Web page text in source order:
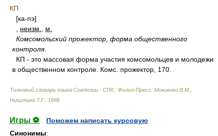
КП
[ка-пэ]
неизм.
м.
Комсомольский прожектор, форма общественного
контроля.
КП - это массовая форма участия комсомольцев и молодежи
в общественном контроле. Комс. прожектор, 170.
Толковый словарь языка Совдепии.- СПб.: Фолио-Пресс Мокиенко В.М.,
Никитина Т.Г.
1998
Игры ⚽
Поможем написать курсовую
Синонимы: